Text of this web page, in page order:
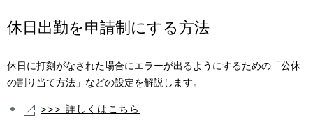
休日出勤を申請制にする方法
休日に打刻がなされた場合にエラーが出るようにするための「公休
の割り当て方法」などの設定を解説します。
>>> 詳しくはこちら